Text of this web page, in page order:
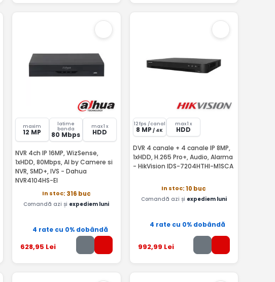
maxim
12 MP
latime
banda
80 Mbps
max 1 x
HDD
NVR 4ch IP 16MP, WizSense,
1xHDD, 80Mbps, AI by Camere si
NVR, SMD+, IVS - Dahua
NVR4104HS-EI
In stoc: 316 buc
Comandă azi și expediem luni
4 rate cu 0% dobândă
628,95 Lei
12 fps /canal
8 MP / 4K
max 1 x
HDD
DVR 4 canale + 4 canale IP 8MP,
1xHDD, H.265 Pro+, Audio, Alarma
- HikVision IDS-7204HTHI-M1SCA
In stoc: 10 buc
Comandă azi și expediem luni
4 rate cu 0% dobândă
992,99 Lei